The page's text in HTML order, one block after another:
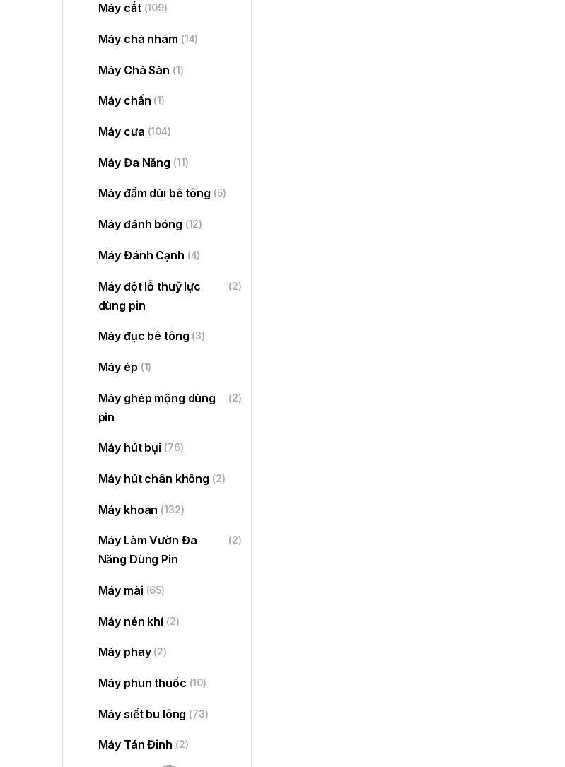
Máy cắt (109)
Máy chà nhám (14)
Máy Chà Sàn (1)
Máy chấn (1)
Máy cưa (104)
Máy Đa Năng (11)
Máy đầm dùi bê tông (5)
Máy đánh bóng (12)
Máy Đánh Cạnh (4)
Máy đột lỗ thuỷ lực
dùng pin
(2)
Máy đục bê tông (3)
Máy ép (1)
Máy ghép mộng dùng
pin
(2)
Máy hút bụi (76)
Máy hút chân không (2)
Máy khoan (132)
Máy Làm Vườn Đa
Năng Dùng Pin
(2)
Máy mài (65)
Máy nén khí (2)
Máy phay (2)
Máy phun thuốc (10)
Máy siết bu lông (73)
Máy Tán Đinh (2)